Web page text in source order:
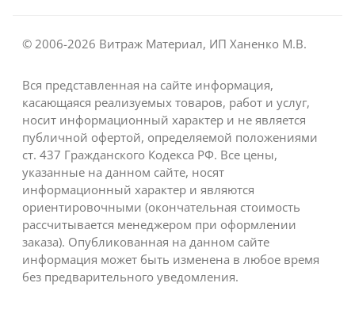
© 2006-2026 Витраж Материал, ИП Ханенко М.В.
Вся представленная на сайте информация,
касающаяся реализуемых товаров, работ и услуг,
носит информационный характер и не является
публичной офертой, определяемой положениями
ст. 437 Гражданского Кодекса РФ. Все цены,
указанные на данном сайте, носят
информационный характер и являются
ориентировочными (окончательная стоимость
рассчитывается менеджером при оформлении
заказа). Опубликованная на данном сайте
информация может быть изменена в любое время
без предварительного уведомления.